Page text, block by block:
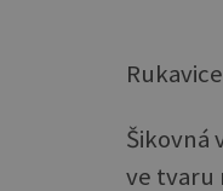
Šikovná
ve tvaru